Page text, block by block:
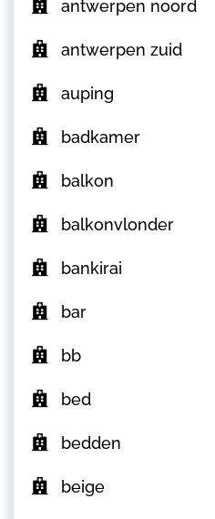
antwerpen noord
antwerpen zuid
auping
badkamer
balkon
balkonvlonder
bankirai
bar
bb
bed
bedden
beige